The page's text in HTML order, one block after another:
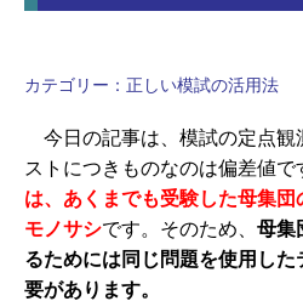
カテゴリー： 正しい模試の活用法
今日の記事は、模試の定点観
ストにつきものなのは偏差値で
は、あくまでも受験した母集
モノサシです。そのため、 母集
るためには同じ問題を使用し
要があります。